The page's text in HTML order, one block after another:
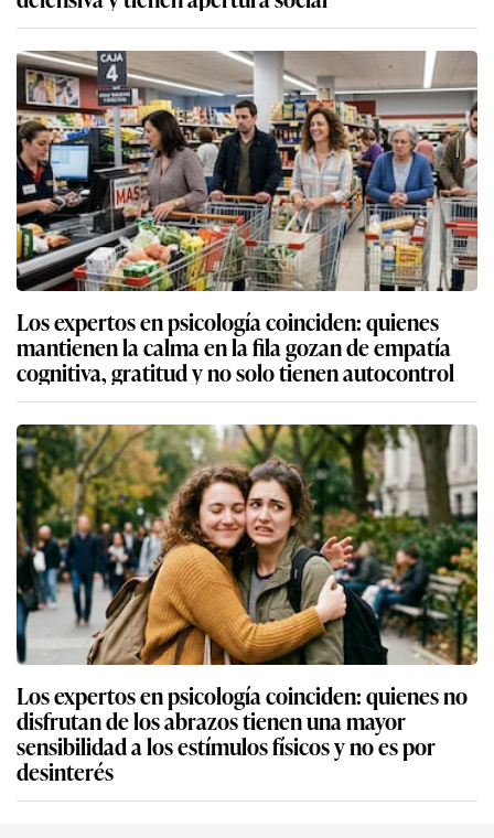
Los expertos en psicología coinciden: quienes
mantienen la calma en la fila gozan de empatía
cognitiva, gratitud y no solo tienen autocontrol
Los expertos en psicología coinciden: quienes no
disfrutan de los abrazos tienen una mayor
sensibilidad a los estímulos físicos y no es por
desinterés